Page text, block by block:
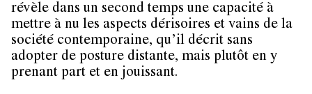
révèle dans un second temps une capacité à
mettre à nu les aspects dérisoires et vains de la
société contemporaine, qu’il décrit sans
adopter de posture distante, mais plutôt en y
prenant part et en jouissant.